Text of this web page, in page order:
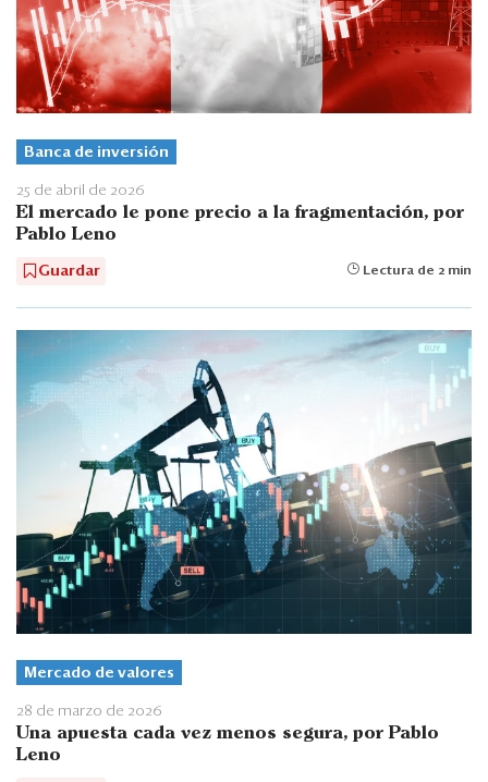
Banca de inversión
25 de abril de 2026
El mercado le pone precio a la fragmentación, por
Pablo Leno
Guardar Lectura de 2 min
Mercado de valores
28 de marzo de 2026
Una apuesta cada vez menos segura, por Pablo
Leno